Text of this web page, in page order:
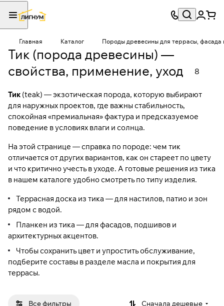
Главная Каталог Породы древесины для террасы, фасада
Тик (порода древесины) —
свойства, применение, уход
8
Тик (teak) — экзотическая порода, которую выбирают
для наружных проектов, где важны стабильность,
спокойная «премиальная» фактура и предсказуемое
поведение в условиях влаги и солнца.
На этой странице — справка по породе: чем тик
отличается от других вариантов, как он стареет по цвету
и что критично учесть в уходе. А готовые решения из тика
в нашем каталоге удобно смотреть по типу изделия.
Террасная доска из тика — для настилов, патио и зон
рядом с водой.
Планкен из тика — для фасадов, подшивов и
архитектурных акцентов.
Чтобы сохранить цвет и упростить обслуживание,
подберите составы в разделе масла и покрытия для
террасы.
Все фильтры Сначала дешевые